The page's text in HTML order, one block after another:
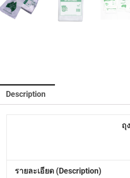
Description
ถุ
รายละเอียด (Description)